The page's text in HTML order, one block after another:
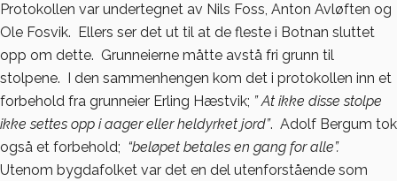
Protokollen var undertegnet av Nils Foss, Anton Avløften og
Ole Fosvik. Ellers ser det ut til at de fleste i Botnan sluttet
opp om dette. Grunneierne måtte avstå fri grunn til
stolpene. I den sammenhengen kom det i protokollen inn et
forbehold fra grunneier Erling Hæstvik; ” At ikke disse stolpe
ikke settes opp i aager eller heldyrket jord”. Adolf Bergum tok
også et forbehold; “beløpet betales en gang for alle”.
Utenom bygdafolket var det en del utenforstående som